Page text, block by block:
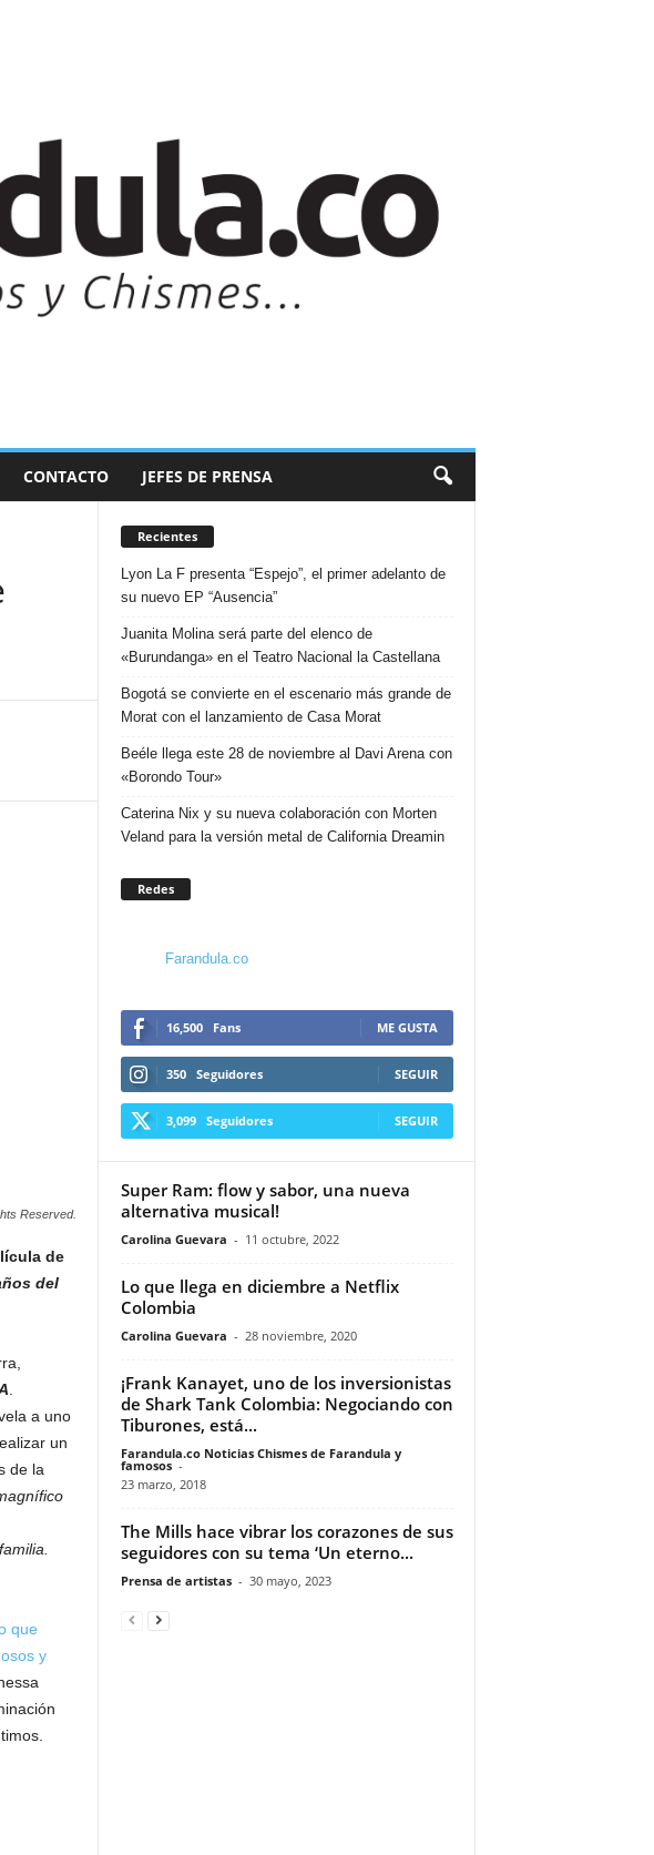
CONTACTO JEFES DE PRENSA
Reserved.
de
del
a uno
un
de la
que
y
Recientes
Lyon La F presenta “Espejo”, el primer adelanto de
su nuevo EP “Ausencia”
Juanita Molina será parte del elenco de
«Burundanga» en el Teatro Nacional la Castellana
Bogotá se convierte en el escenario más grande de
Morat con el lanzamiento de Casa Morat
Beéle llega este 28 de noviembre al Davi Arena con
«Borondo Tour»
Caterina Nix y su nueva colaboración con Morten
Veland para la versión metal de California Dreamin
Redes
Farandula.co
16,500 Fans ME GUSTA
350 Seguidores SEGUIR
3,099 Seguidores SEGUIR
Super Ram: flow y sabor, una nueva
alternativa musical!
Carolina Guevara - 11 octubre, 2022
Lo que llega en diciembre a Netflix
Colombia
Carolina Guevara - 28 noviembre, 2020
¡Frank Kanayet, uno de los inversionistas
de Shark Tank Colombia: Negociando con
Tiburones, está...
Farandula.co Noticias Chismes de Farandula y
famosos -
23 marzo, 2018
The Mills hace vibrar los corazones de sus
seguidores con su tema ‘Un eterno...
Prensa de artistas - 30 mayo, 2023